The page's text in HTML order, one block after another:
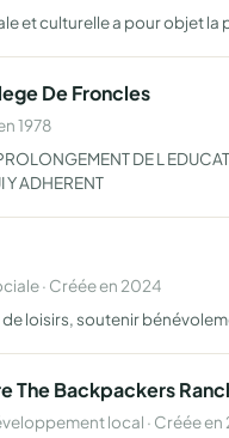
et culturelle a pour objet
De Froncles
1978
DE L
Y ADHERENT
· Créée en 2024
loisirs, soutenir
The Backpackers
local · Créée en